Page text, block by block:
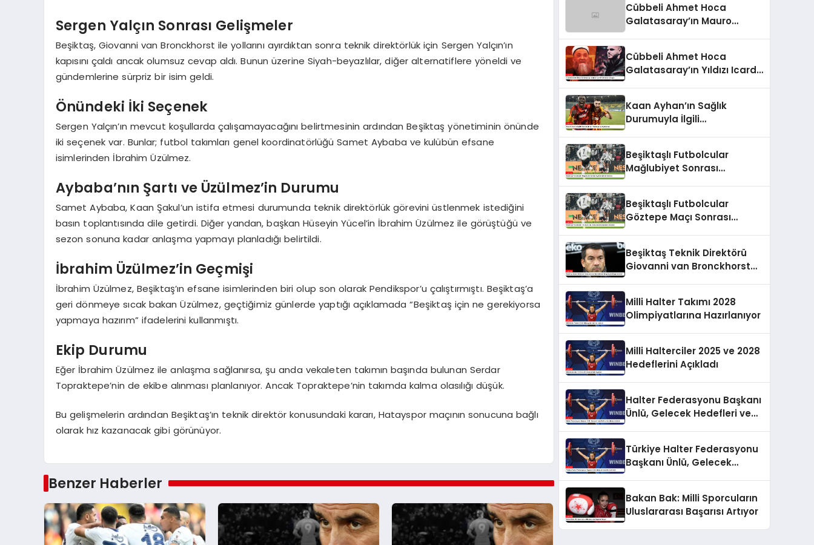
Sergen Yalçın Sonrası Gelişmeler
Beşiktaş, Giovanni van Bronckhorst ile yollarını ayırdıktan sonra teknik direktörlük için Sergen Yalçın’ın
kapısını çaldı ancak olumsuz cevap aldı. Bunun üzerine Siyah-beyazlılar, diğer alternatiflere yöneldi ve
gündemlerine sürpriz bir isim geldi.
Önündeki İki Seçenek
Sergen Yalçın’ın mevcut koşullarda çalışamayacağını belirtmesinin ardından Beşiktaş yönetiminin önünde
iki seçenek var. Bunlar; futbol takımları genel koordinatörlüğü Samet Aybaba ve kulübün efsane
isimlerinden İbrahim Üzülmez.
Aybaba’nın Şartı ve Üzülmez’in Durumu
Samet Aybaba, Kaan Şakul’un istifa etmesi durumunda teknik direktörlük görevini üstlenmek istediğini
basın toplantısında dile getirdi. Diğer yandan, başkan Hüseyin Yücel’in İbrahim Üzülmez ile görüştüğü ve
sezon sonuna kadar anlaşma yapmayı planladığı belirtildi.
İbrahim Üzülmez’in Geçmişi
İbrahim Üzülmez, Beşiktaş’ın efsane isimlerinden biri olup son olarak Pendikspor’u çalıştırmıştı. Beşiktaş’a
geri dönmeye sıcak bakan Üzülmez, geçtiğimiz günlerde yaptığı açıklamada “Beşiktaş için ne gerekiyorsa
yapmaya hazırım” ifadelerini kullanmıştı.
Ekip Durumu
Eğer İbrahim Üzülmez ile anlaşma sağlanırsa, şu anda vekaleten takımın başında bulunan Serdar
Topraktepe’nin de ekibe alınması planlanıyor. Ancak Topraktepe’nin takımda kalma olasılığı düşük.
Bu gelişmelerin ardından Beşiktaş’ın teknik direktör konusundaki kararı, Hatayspor maçının sonucuna bağlı
olarak hız kazanacak gibi görünüyor.
Benzer Haberler
Cübbeli Ahmet Hoca
Galatasaray’ın Mauro
Cübbeli Ahmet Hoca
Galatasaray’ın Yıldızı Icardi
Kaan Ayhan’ın Sağlık
Durumuyla İlgili
Beşiktaşlı Futbolcular
Mağlubiyet Sonrası
Beşiktaşlı Futbolcular
Göztepe Maçı Sonrası
Beşiktaş Teknik Direktörü
Giovanni van Bronckhorst
Milli Halter Takımı 2028
Olimpiyatlarına Hazırlanıyor
Milli Halterciler 2025 ve 2028
Hedeflerini Açıkladı
Halter Federasyonu Başkanı
Ünlü, Gelecek Hedefleri ve
Türkiye Halter Federasyonu
Başkanı Ünlü, Gelecek
Bakan Bak: Milli Sporcuların
Uluslararası Başarısı Artıyor